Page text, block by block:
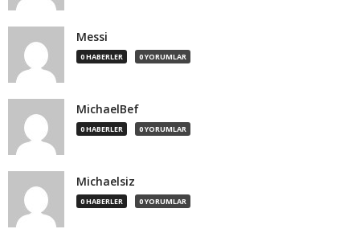
Messi
0 HABERLER 0 YORUMLAR
MichaelBef
0 HABERLER 0 YORUMLAR
Michaelsiz
0 HABERLER 0 YORUMLAR